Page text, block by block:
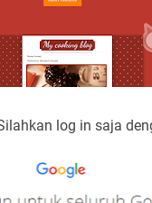
log in saja